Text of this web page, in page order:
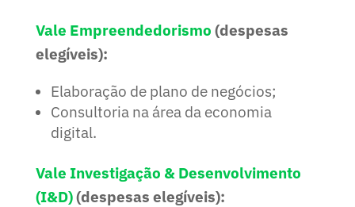
Vale Empreendedorismo (despesas
elegíveis):
Elaboração de plano de negócios;
Consultoria na área da economia
digital.
Vale Investigação & Desenvolvimento
(I&D)(despesas elegíveis):